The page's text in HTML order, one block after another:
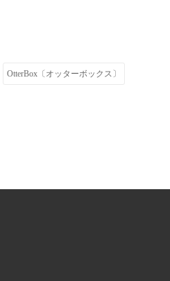
OtterBox〔オッターボックス〕